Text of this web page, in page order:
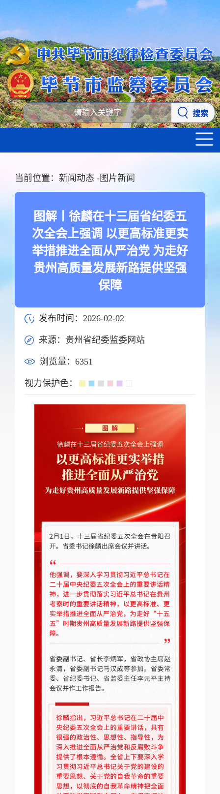
搜索
当前位置： 新闻动态 -图片新闻
图解丨徐麟在十三届省纪委五
次全会上强调 以更高标准更实
举措推进全面从严治党 为走好
贵州高质量发展新路提供坚强
保障
发布时间：2026-02-02
来源：贵州省纪委监委网站
浏览量： 6351
视力保护色：